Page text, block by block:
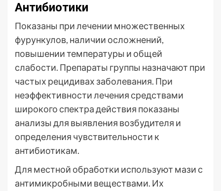
Антибиотики
Показаны при лечении множественных
фурункулов, наличии осложнений,
повышении температуры и общей
слабости. Препараты группы назначают при
частых рецидивах заболевания. При
неэффективности лечения средствами
широкого спектра действия показаны
анализы для выявления возбудителя и
определения чувствительности к
антибиотикам.
Для местной обработки используют мази с
антимикробными веществами. Их